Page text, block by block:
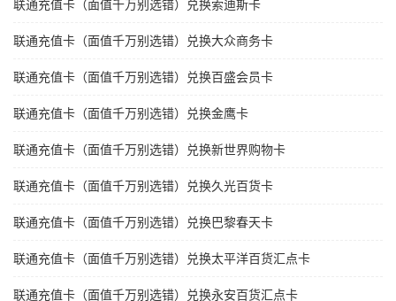
联通充值卡（面值千万别选错）兑换索迪斯卡
联通充值卡（面值千万别选错）兑换大众商务卡
联通充值卡（面值千万别选错）兑换百盛会员卡
联通充值卡（面值千万别选错）兑换金鹰卡
联通充值卡（面值千万别选错）兑换新世界购物卡
联通充值卡（面值千万别选错）兑换久光百货卡
联通充值卡（面值千万别选错）兑换巴黎春天卡
联通充值卡（面值千万别选错）兑换太平洋百货汇点卡
联通充值卡（面值千万别选错）兑换永安百货汇点卡